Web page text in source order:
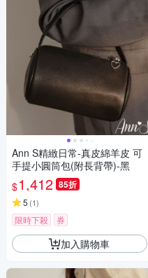
Ann S精緻日常-真皮綿羊皮 可
手提小圓筒包(附長背帶)-黑
$1,412 85折
5 (1)
限時下殺 券
加入購物車